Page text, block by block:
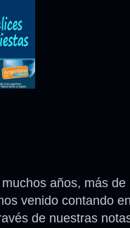
años, más de
venido contando en
de nuestras